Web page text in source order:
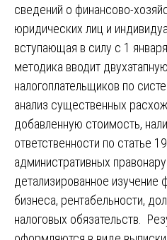
сведений о финансово-
юридических лиц и
вступающая в силу с 1
методика вводит
налогоплательщиков по
анализ существенных
добавленную стоимость,
ответственности по статье
административных
детализированное изучение
бизнеса, рентабельности,
налоговых обязательств.